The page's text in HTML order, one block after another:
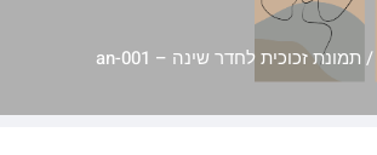
/ תמונת זכוכית לחדר שינה – an-001